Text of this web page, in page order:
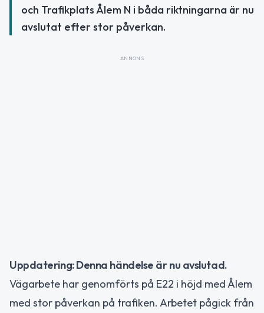
och Trafikplats Ålem N i båda riktningarna är nu
avslutat efter stor påverkan.
ANNONS
Uppdatering: Denna händelse är nu avslutad.
Vägarbete har genomförts på E22 i höjd med Ålem
med stor påverkan på trafiken. Arbetet pågick från